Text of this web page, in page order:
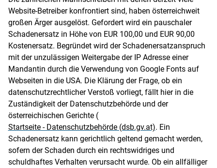
Website-Betreiber konfrontiert sind, haben österreichweit
großen Ärger ausgelöst. Gefordert wird ein pauschaler
Schadenersatz in Höhe von EUR 100,00 und EUR 90,00
Kostenersatz. Begründet wird der Schadenersatzanspruch
mit der unzulässigen Weitergabe der IP Adresse einer
Mandantin durch die Verwendung von Google Fonts auf
Webseiten in die USA. Die Klärung der Frage, ob ein
datenschutzrechtlicher Verstoß vorliegt, fällt hier in die
Zuständigkeit der Datenschutzbehörde und der
österreichischen Gerichte (
Startseite - Datenschutzbehörde (dsb.gv.at). Ein
Schadenersatz kann gerichtlich geltend gemacht werden,
sofern der Schaden durch ein rechtswidriges und
schuldhaftes Verhalten verursacht wurde. Ob ein allfälliger